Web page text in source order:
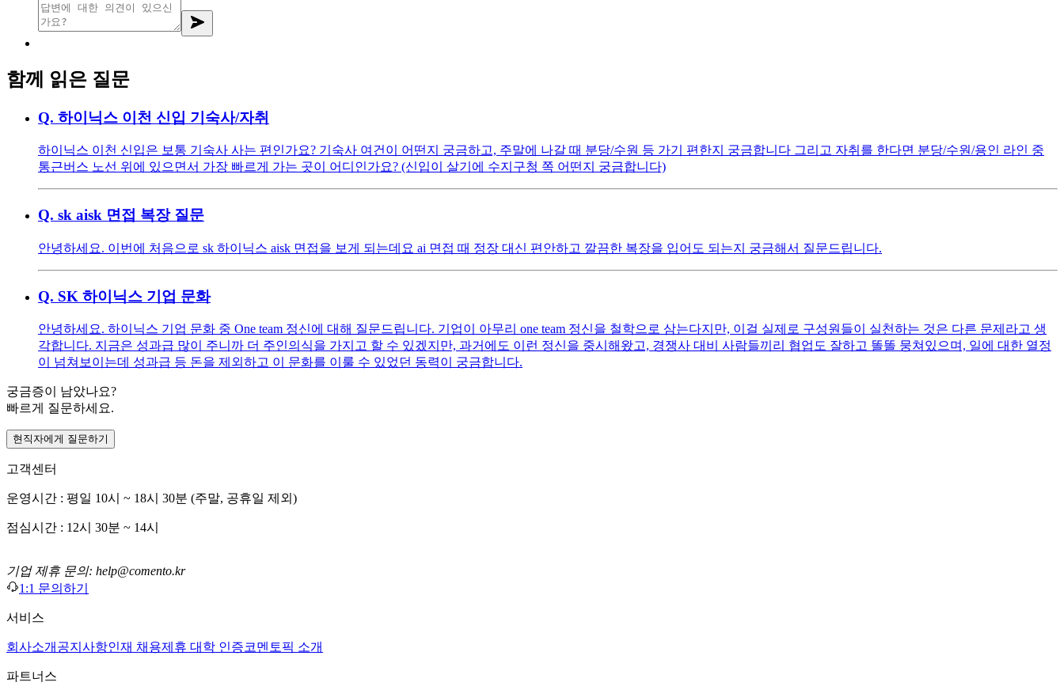
함께 읽은 질문
Q. 하이닉스 이천 신입 기숙사/자취
하이닉스 이천 신입은 보통 기숙사 사는 편인가요? 기숙사 여건이 어떤지 궁금하고, 주말에 나갈 때 분당/수원 등 가기 편한지 궁금합니다 그리고 자취를 한다면 분당/수원/용인 라인 중
통근버스 노선 위에 있으면서 가장 빠르게 가는 곳이 어디인가요? (신입이 살기에 수지구청 쪽 어떤지 궁금합니다)
Q. sk aisk 면접 복장 질문
안녕하세요. 이번에 처음으로 sk 하이닉스 aisk 면접을 보게 되는데요 ai 면접 때 정장 대신 편안하고 깔끔한 복장을 입어도 되는지 궁금해서 질문드립니다.
Q. SK 하이닉스 기업 문화
안녕하세요. 하이닉스 기업 문화 중 One team 정신에 대해 질문드립니다. 기업이 아무리 one team 정신을 철학으로 삼는다지만, 이걸 실제로 구성원들이 실천하는 것은 다른 문제라고 생
각합니다. 지금은 성과급 많이 주니까 더 주인의식을 가지고 할 수 있겠지만, 과거에도 이런 정신을 중시해왔고, 경쟁사 대비 사람들끼리 협업도 잘하고 똘똘 뭉쳐있으며, 일에 대한 열정
이 넘쳐보이는데 성과급 등 돈을 제외하고 이 문화를 이룰 수 있었던 동력이 궁금합니다.
궁금증이 남았나요?
빠르게 질문하세요.
현직자에게 질문하기
고객센터
운영시간 : 평일 10시 ~ 18시 30분 (주말, 공휴일 제외)
점심시간 : 12시 30분 ~ 14시
기업 제휴 문의: help@comento.kr
1:1 문의하기
서비스
회사소개 공지사항인재 채용제휴 대학 인증코멘토픽 소개
파트너스